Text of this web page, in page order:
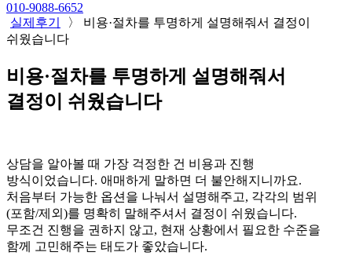
010-9088-6652
실제후기
〉 비용·절차를 투명하게 설명해줘서 결정이
쉬웠습니다
비용·절차를 투명하게 설명해줘서
결정이 쉬웠습니다
상담을 알아볼 때 가장 걱정한 건 비용과 진행
방식이었습니다. 애매하게 말하면 더 불안해지니까요.
처음부터 가능한 옵션을 나눠서 설명해주고, 각각의 범위
(포함/제외)를 명확히 말해주셔서 결정이 쉬웠습니다.
무조건 진행을 권하지 않고, 현재 상황에서 필요한 수준을
함께 고민해주는 태도가 좋았습니다.